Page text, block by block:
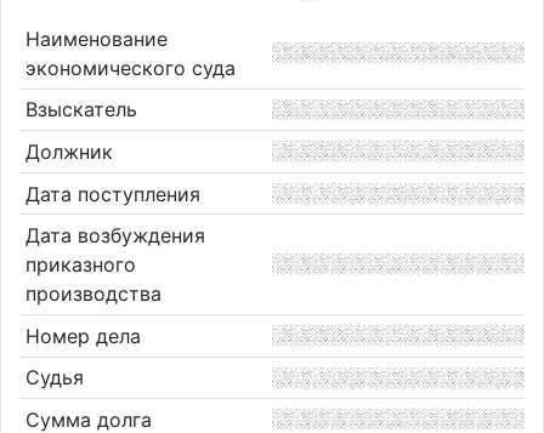
Наименование
экономического суда
Взыскатель
Должник
Дата поступления
Дата возбуждения
приказного
производства
Номер дела
Судья
Сумма долга